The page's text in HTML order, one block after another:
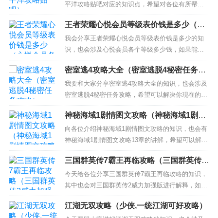
平洋攻略贴吧对应的知识点，希望对各位有所帮
助，不要忘了收藏本站喔。 本文目录一览： 1、剑
指太平洋哪个阵容最强 2、舰指太平洋的进化图纸在
哪获得? 3、舰指太平洋舰船选择攻略 舰指太平洋舰
船怎么选 剑指太平洋哪个阵容最强 进攻阵容。从进
攻角度上讲...
王者荣耀心悦会员等级表价钱是多少（心
悦会员各个等级多少钱）
我会分享王者荣耀心悦会员等级表价钱是多少的知
识，也会涉及心悦会员各个等级多少钱，如果能帮
助你解答你当下的问题，别忘记关注我们吧！ 本文
目录一览： 1、腾讯心悦会员等级一共有多少 2、王
者荣耀vip等级对应消费 3、想要每年保持在心悦4
级，差不多每年需要充值多少？ 腾讯心悦会员等级
一共有多...
密室逃4攻略大全（密室逃脱4秘密任务攻
略）
我要和大家分享密室逃4攻略大全的知识，也会涉及
密室逃脱4秘密任务攻略，希望可以解决你现在的问
题！ 本文目录一览： 1、密室逃脱绝境系列4两个铜
钱在哪 2、密室逃脱4第4关怎么过图解 3、密室逃脱
绝境系列4迷失森林攻略箱子铁链怎么开 4、密室逃
脱绝境系列4迷失森林齿轮互锁那关怎么过 密...
神秘海域1剧情图文攻略（神秘海域1剧情
图文攻略13章）
向各位介绍神秘海域1剧情图文攻略的知识，也会有
神秘海域1剧情图文攻略13章的讲解，希望可以解决
大家当前的困惑！ 本文目录一览： 1、“神秘海域1”
详细剧情是什么？ 2、神秘海域1敲钟怎么过 3、神
秘海域1四个雕像后怎么玩图文 4、神秘海域1图文
攻略 如何玩神秘海域 “神秘海域1”详细剧...
三国群英传7霸王再临攻略（三国群英传2
威力加强版）
今天给各位分享三国群英传7霸王再临攻略的知识，
其中也会对三国群英传2威力加强版进行解释，如果
能碰巧解决你现在面临的问题，别忘了关注本站，
现在开始吧！ 本文目录一览： 1、《三国群英传7》
江湖无双攻略（少侠,一统江湖可好攻略）